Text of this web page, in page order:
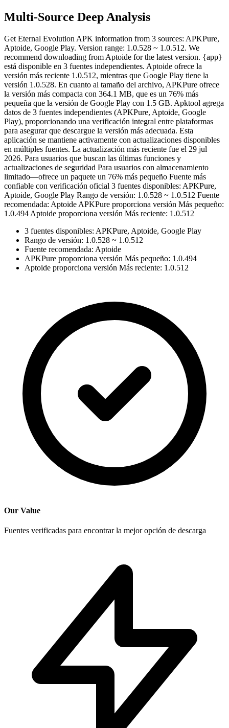
Multi-Source Deep Analysis
Get Eternal Evolution APK information from 3 sources: APKPure,
Aptoide, Google Play. Version range: 1.0.528 ~ 1.0.512. We
recommend downloading from Aptoide for the latest version. {app}
está disponible en 3 fuentes independientes. Aptoide ofrece la
versión más reciente 1.0.512, mientras que Google Play tiene la
versión 1.0.528. En cuanto al tamaño del archivo, APKPure ofrece
la versión más compacta con 364.1 MB, que es un 76% más
pequeña que la versión de Google Play con 1.5 GB. Apktool agrega
datos de 3 fuentes independientes (APKPure, Aptoide, Google
Play), proporcionando una verificación integral entre plataformas
para asegurar que descargue la versión más adecuada. Esta
aplicación se mantiene activamente con actualizaciones disponibles
en múltiples fuentes. La actualización más reciente fue el 29 jul
2026. Para usuarios que buscan las últimas funciones y
actualizaciones de seguridad Para usuarios con almacenamiento
limitado—ofrece un paquete un 76% más pequeño Fuente más
confiable con verificación oficial 3 fuentes disponibles: APKPure,
Aptoide, Google Play Rango de versión: 1.0.528 ~ 1.0.512 Fuente
recomendada: Aptoide APKPure proporciona versión Más pequeño:
1.0.494 Aptoide proporciona versión Más reciente: 1.0.512
3 fuentes disponibles: APKPure, Aptoide, Google Play
Rango de versión: 1.0.528 ~ 1.0.512
Fuente recomendada: Aptoide
APKPure proporciona versión Más pequeño: 1.0.494
Aptoide proporciona versión Más reciente: 1.0.512
Our Value
Fuentes verificadas para encontrar la mejor opción de descarga